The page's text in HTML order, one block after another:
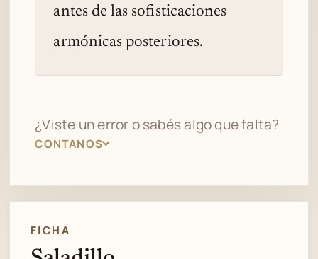
antes de las sofisticaciones
armónicas posteriores.
¿Viste un error o sabés algo que falta?
CONTANOS
FICHA